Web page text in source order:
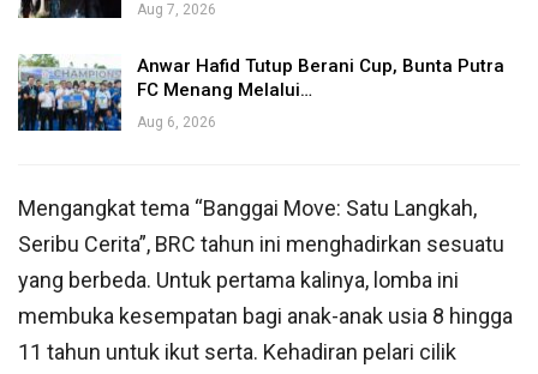
Aug 7, 2026
Anwar Hafid Tutup Berani Cup, Bunta Putra
FC Menang Melalui…
Aug 6, 2026
Mengangkat tema “Banggai Move: Satu Langkah,
Seribu Cerita”, BRC tahun ini menghadirkan sesuatu
yang berbeda. Untuk pertama kalinya, lomba ini
membuka kesempatan bagi anak-anak usia 8 hingga
11 tahun untuk ikut serta. Kehadiran pelari cilik